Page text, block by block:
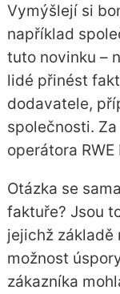
Vymýšlejí si
například
tuto novinku –
lidé přinést
dodavatele,
společnosti.
operátora RWE
Otázka se
faktuře? Jsou
jejichž základě
možnost
zákazníka